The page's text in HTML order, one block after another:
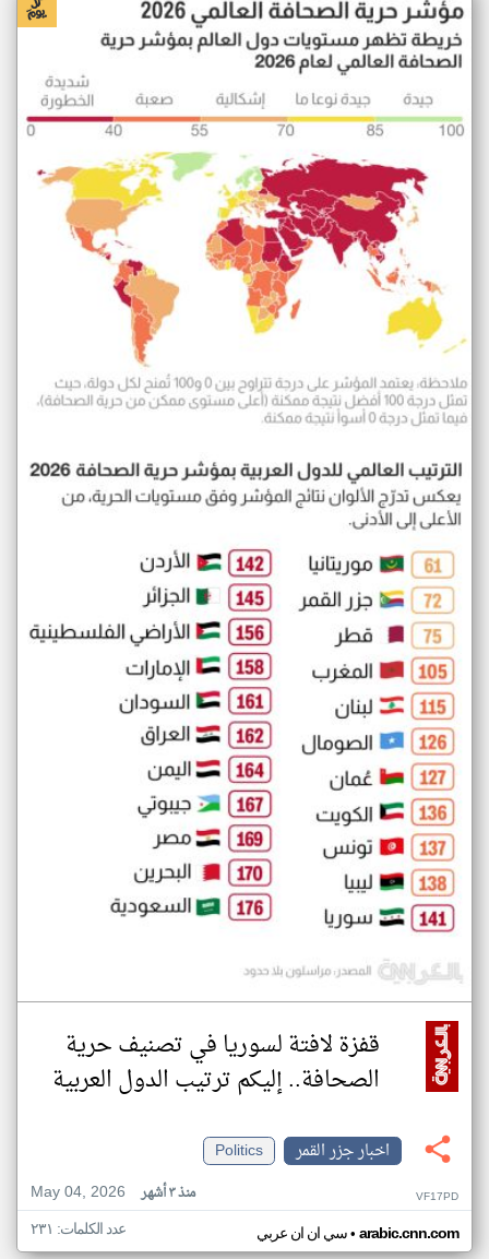
قفزة لافتة لسوريا في تصنيف حرية
الصحافة.. إليكم ترتيب الدول العربية
اخبار جزر القمر
Politics
May 04, 2026
منذ ٣ أشهر VF17PD
سي ان ان عربي• arabic.cnn.com عدد الكلمات: ٢٣١